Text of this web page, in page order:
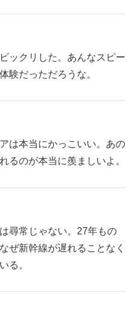
ックリした。あんなスピー
験だっただろうな。
は本当にかっこいい。あの
るのが本当に羨ましいよ。
尋常じゃない。27年もの
ぜ新幹線が遅れることなく
る。